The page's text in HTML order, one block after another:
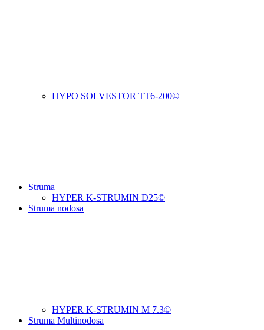
HYPO SOLVESTOR TT6-200©
Struma
HYPER K-STRUMIN D25©
Struma nodosa
HYPER K-STRUMIN M 7.3©
Struma Multinodosa